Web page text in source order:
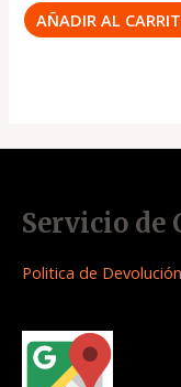
AÑADIR AL
Servicio de
Politica de Devolución